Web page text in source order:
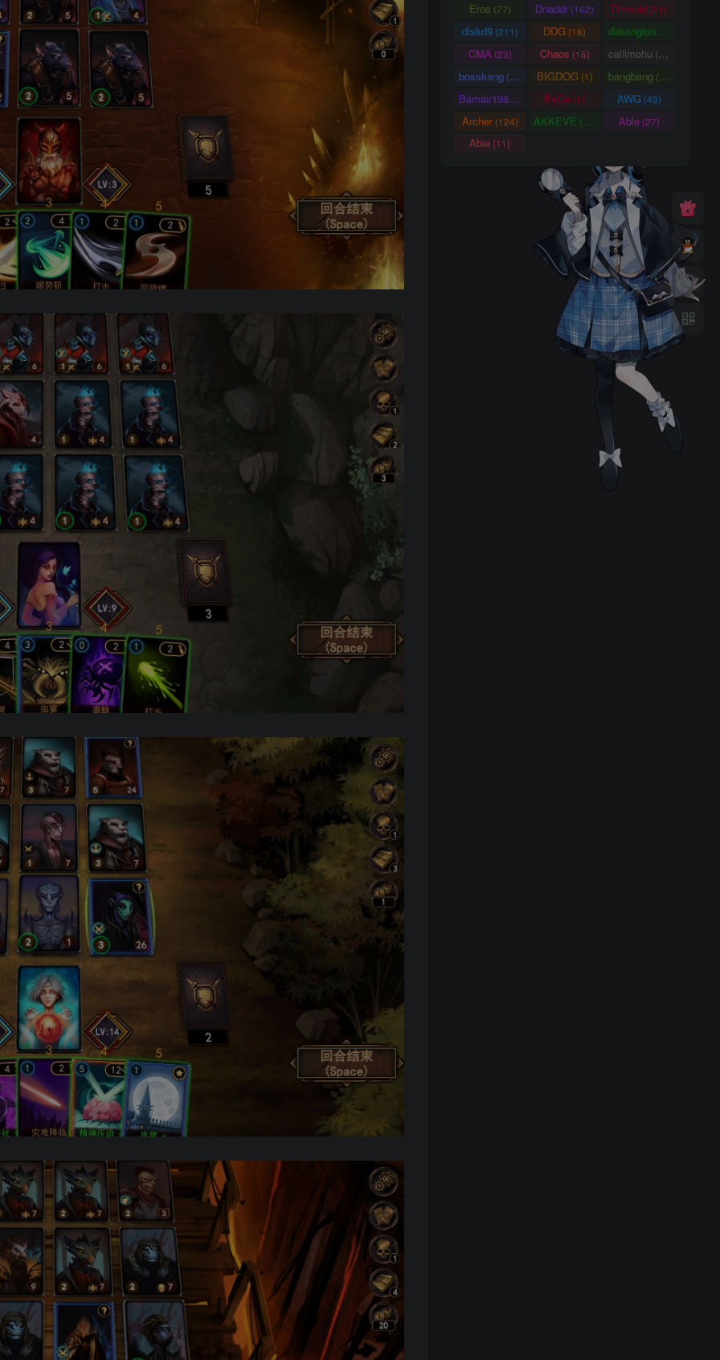
Eros (77) Dnaddr(162) Dmoold (21)
dlskd9(211) DDG (16) dakonglong(20)
CMA (23) Chaos (15) callimohu (57)
bosskang (85) BIGDOG(1) bangbang (22)
Bamair1984(15) BaGe (1) AWG (43)
Archer(124) AKKEVE (114) Able (27)
Abie (11)